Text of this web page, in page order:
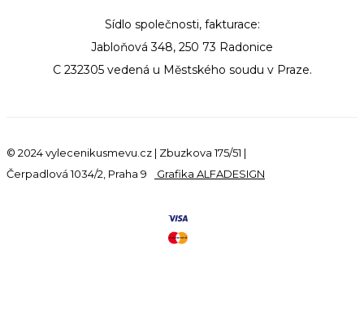
Sídlo společnosti, fakturace:
Jabloňová 348, 250 73 Radonice
C 232305 vedená u Městského soudu v Praze.
© 2024 vylecenikusmevu.cz | Zbuzkova 175/51 |
Čerpadlová 1034/2, Praha 9
Grafika ALFADESIGN